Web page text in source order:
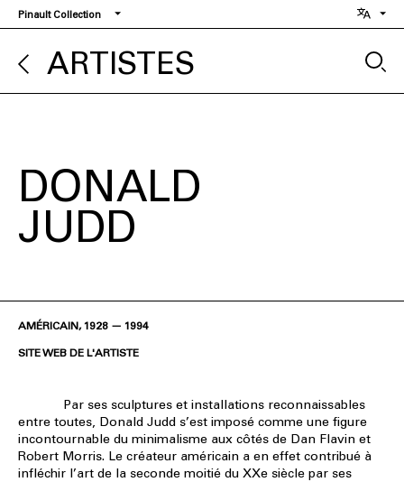
Aller
au
contenu
principal
Pinault Collection
ARTISTES
DONALD
JUDD
AMÉRICAIN, 1928 — 1994
SITE WEB DE L'ARTISTE
Par ses sculptures et installations reconnaissables
entre toutes, Donald Judd s’est imposé comme une figure
incontournable du minimalisme aux côtés de Dan Flavin et
Robert Morris. Le créateur américain a en effet contribué à
infléchir l’art de la seconde moitié du XXe siècle par ses